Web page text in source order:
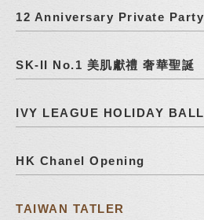
12 Anniversary Private Party
SK-II No.1 美肌獻禮 奢華聖誕
IVY LEAGUE HOLIDAY BALL
HK Chanel Opening
TAIWAN TATLER